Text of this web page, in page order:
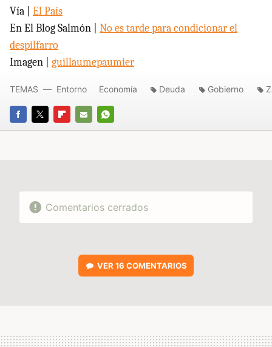
Vía | El País
En El Blog Salmón | No es tarde para condicionar el
despilfarro
Imagen | guillaumepaumier
FACEBOOK
TWITTERFLIPBOARD
E-
WHATSAPP
TEMAS Entorno Economía Deuda Gobierno
Comentarios cerrados
VER 16 COMENTARIOS